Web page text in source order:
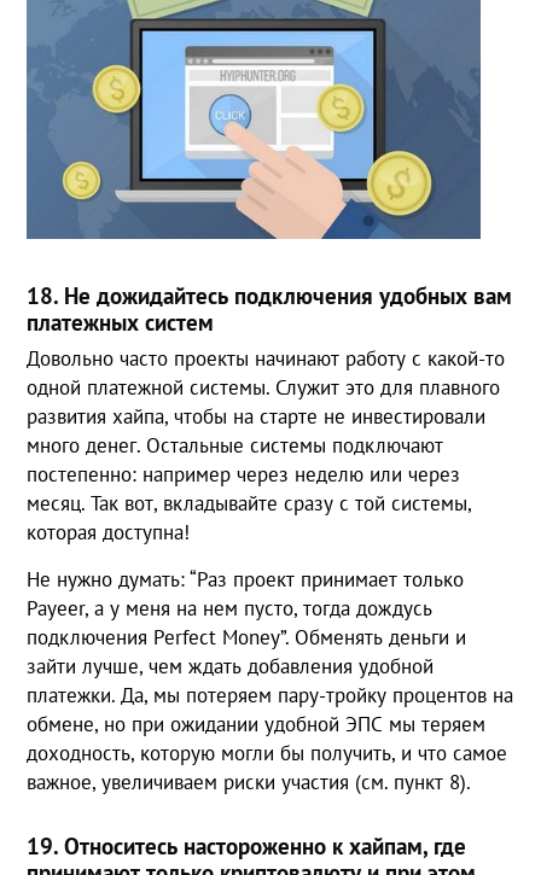
18. Не дожидайтесь подключения удобных вам
платежных систем
Довольно часто проекты начинают работу с какой-то
одной платежной системы. Служит это для плавного
развития хайпа, чтобы на старте не инвестировали
много денег. Остальные системы подключают
постепенно: например через неделю или через
месяц. Так вот, вкладывайте сразу с той системы,
которая доступна!
Не нужно думать: “Раз проект принимает только
Payeer, а у меня на нем пусто, тогда дождусь
подключения Perfect Money”. Обменять деньги и
зайти лучше, чем ждать добавления удобной
платежки. Да, мы потеряем пару-тройку процентов на
обмене, но при ожидании удобной ЭПС мы теряем
доходность, которую могли бы получить, и что самое
важное, увеличиваем риски участия (см. пункт 8).
19. Относитесь настороженно к хайпам, где